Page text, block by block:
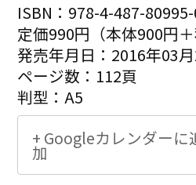
ISBN：978-4-487-
定価990円（本体900円＋
発売年月日：2016年03
ページ数：112頁
判型：A5
+ Googleカレンダーに
加